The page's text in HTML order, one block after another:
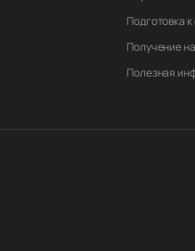
Подготовка
Получение
Полезная